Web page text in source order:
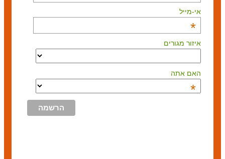
אי-מייל
*
איזור מגורים
האם אתה
*